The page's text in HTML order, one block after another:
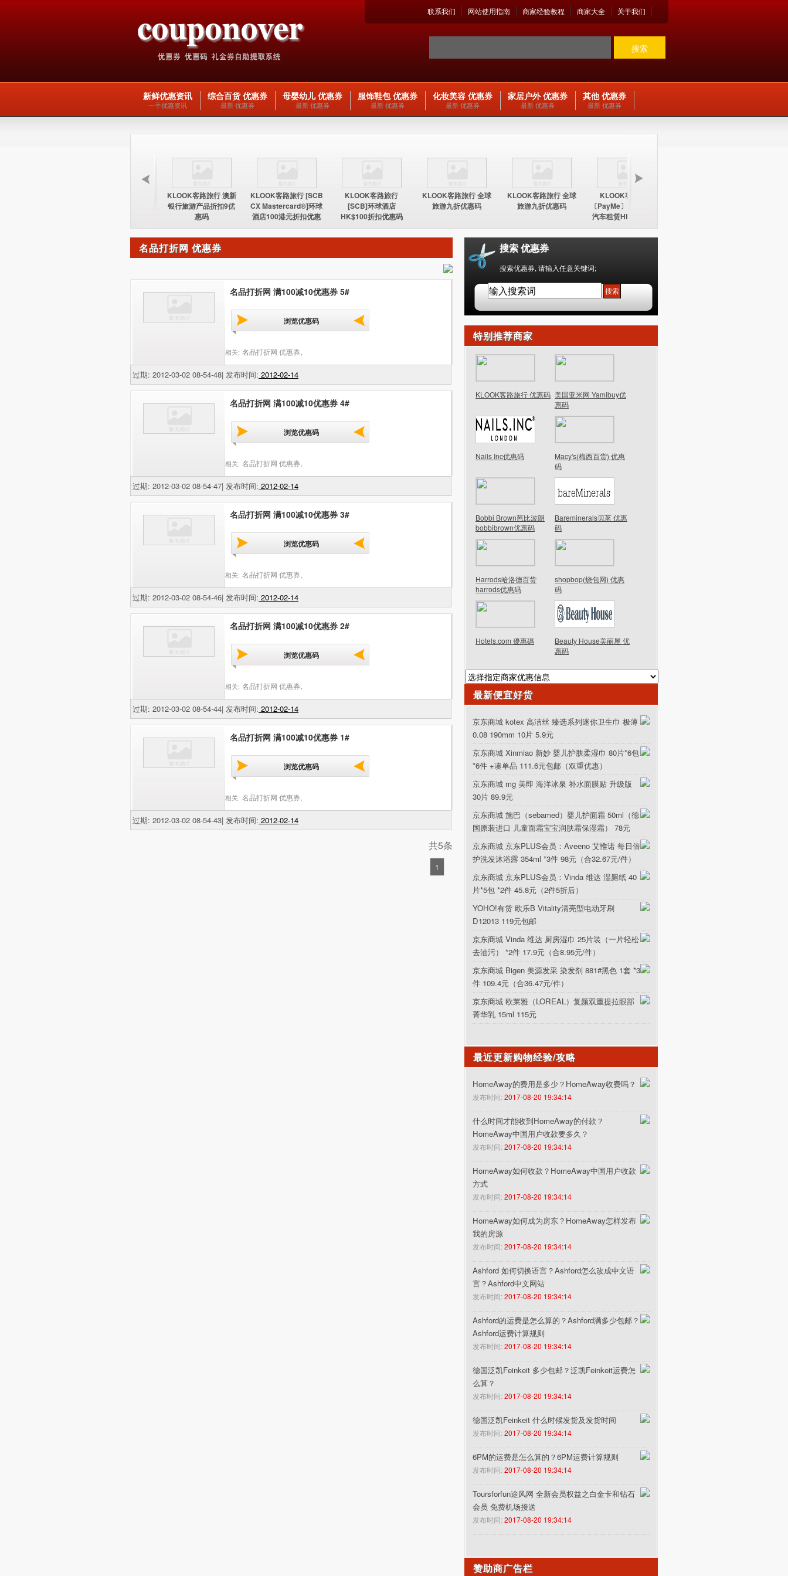
关于我们
商家大全
商家经验教程
网站使用指南
联系我们
搜索
新鲜优惠资讯
一手优惠资讯
综合百货 优惠券
最新 优惠券
母婴幼儿 优惠券
最新 优惠券
服饰鞋包 优惠券
最新 优惠券
化妆美容 优惠券
最新 优惠券
家居户外 优惠券
最新 优惠券
其他 优惠券
最新 优惠券
KLOOK客路旅行 澳新
银行旅游产品折扣9优
惠码
KLOOK客路旅行 [SCB
CX Mastercard®]环球
酒店100港元折扣优惠
码
KLOOK客路旅行
[SCB]环球酒店
HK$100折扣优惠码
KLOOK客路旅行 全球
旅游九折优惠码
KLOOK客路旅行 全球
旅游九折优惠码
KLOOK客路旅行
〔PayMe〕环球酒店及
汽车租赁HK$100折扣
优惠码
名品打折网 优惠券
名品打折网 满100减10优惠券 5#
浏览优惠码
相关: 名品打折网 优惠券
过期: 2012-03-02 08-54-48| 发布时间: 2012-02-14
名品打折网 满100减10优惠券 4#
浏览优惠码
相关: 名品打折网 优惠券
过期: 2012-03-02 08-54-47| 发布时间: 2012-02-14
名品打折网 满100减10优惠券 3#
浏览优惠码
相关: 名品打折网 优惠券
过期: 2012-03-02 08-54-46| 发布时间: 2012-02-14
名品打折网 满100减10优惠券 2#
浏览优惠码
相关: 名品打折网 优惠券
过期: 2012-03-02 08-54-44| 发布时间: 2012-02-14
名品打折网 满100减10优惠券 1#
浏览优惠码
相关: 名品打折网 优惠券
过期: 2012-03-02 08-54-43| 发布时间: 2012-02-14
共5条
1
搜索 优惠券
搜索优惠券, 请输入任意关键词;
特别推荐商家
KLOOK客路旅行 优惠码 美国亚米网 Yamibuy优
惠码
Nails Inc优惠码
Macy's(梅西百货) 优惠
码
Bobbi Brown芭比波朗
bobbibrown优惠码
Bareminerals贝茗 优惠
码
Harrods哈洛德百货
harrods优惠码
shopbop(烧包网) 优惠
码
Hotels.com 優惠碼
Beauty House美丽屋 优
惠码
最新便宜好货
京东商城 kotex 高洁丝 臻选系列迷你卫生巾 极薄
0.08 190mm 10片 5.9元
京东商城 Xinmiao 新妙 婴儿护肤柔湿巾 80片*6包
*6件 +凑单品 111.6元包邮（双重优惠）
京东商城 mg 美即 海洋冰泉 补水面膜贴 升级版
30片 89.9元
京东商城 施巴（sebamed）婴儿护面霜 50ml（德
国原装进口 儿童面霜宝宝润肤霜保湿霜） 78元
京东商城 京东PLUS会员：Aveeno 艾惟诺 每日倍
护洗发沐浴露 354ml *3件 98元（合32.67元/件）
京东商城 京东PLUS会员：Vinda 维达 湿厕纸 40
片*5包 *2件 45.8元（2件5折后）
YOHO!有货 欧乐B Vitality清亮型电动牙刷
D12013 119元包邮
京东商城 Vinda 维达 厨房湿巾 25片装（一片轻松
去油污） *2件 17.9元（合8.95元/件）
京东商城 Bigen 美源发采 染发剂 881#黑色 1套 *3
件 109.4元（合36.47元/件）
京东商城 欧莱雅（LOREAL）复颜双重提拉眼部
菁华乳 15ml 115元
最近更新购物经验/攻略
HomeAway的费用是多少？HomeAway收费吗？
发布时间: 2017-08-20 19:34:14
什么时间才能收到HomeAway的付款？
HomeAway中国用户收款要多久？
发布时间: 2017-08-20 19:34:14
HomeAway如何收款？HomeAway中国用户收款
方式
发布时间: 2017-08-20 19:34:14
HomeAway如何成为房东？HomeAway怎样发布
我的房源
发布时间: 2017-08-20 19:34:14
Ashford 如何切换语言？Ashford怎么改成中文语
言？Ashford中文网站
发布时间: 2017-08-20 19:34:14
Ashford的运费是怎么算的？Ashford满多少包邮？
Ashford运费计算规则
发布时间: 2017-08-20 19:34:14
德国泛凯Feinkeit 多少包邮？泛凯Feinkeit运费怎
么算？
发布时间: 2017-08-20 19:34:14
德国泛凯Feinkeit 什么时候发货及发货时间
发布时间: 2017-08-20 19:34:14
6PM的运费是怎么算的？6PM运费计算规则
发布时间: 2017-08-20 19:34:14
Toursforfun途风网 全新会员权益之白金卡和钻石
会员 免费机场接送
发布时间: 2017-08-20 19:34:14
赞助商广告栏